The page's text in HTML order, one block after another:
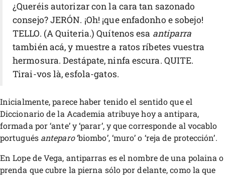
¿Queréis autorizar con la cara tan sazonado
consejo? JERÓN. ¡Oh! ¡que enfadonho e sobejo!
TELLO. (A Quiteria.) Quítenos esa antiparra
también acá, y muestre a ratos ríbetes vuestra
hermosura. Destápate, ninfa escura. QUITE.
Tirai-vos là, esfola-gatos.
Inicialmente, parece haber tenido el sentido que el
Diccionario de la Academia atribuye hoy a antipara,
formada por ‘ante’ y ‘parar’, y que corresponde al vocablo
portugués anteparo‘biombo’, ‘muro’ o ‘reja de protección’.
En Lope de Vega, antiparras es el nombre de una polaina o
prenda que cubre la pierna sólo por delante, como la que